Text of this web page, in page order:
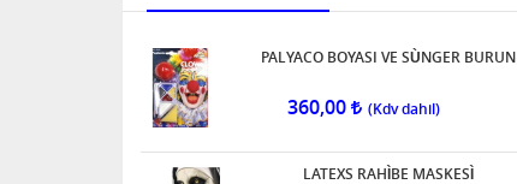
PALYACO BOYASI VE SÙNGER BURUN
360,00
LATEXS RAHÌBE MASKESÌ